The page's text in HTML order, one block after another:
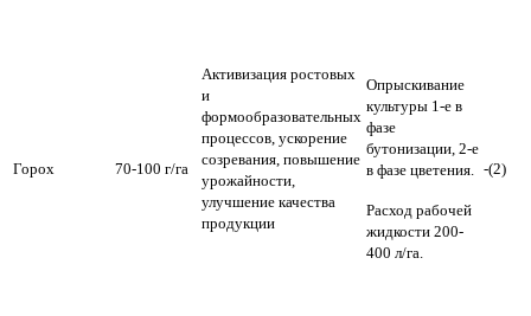
Горох 70-100 г/га
Активизация ростовых
и
формообразовательных
процессов, ускорение
созревания, повышение
урожайности,
улучшение качества
продукции
Опрыскивание
культуры 1-е в
фазе
бутонизации, 2-е
в фазе цветения.
Расход рабочей
жидкости 200-
400 л/га.
-(2)